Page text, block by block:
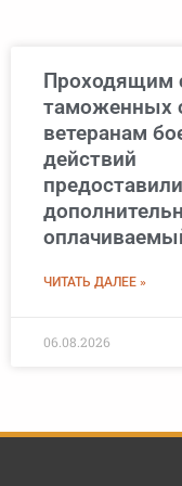
Проходящим
таможенных
ветеранам
действий
предоставили
ЧИТАТЬ ДАЛЕЕ »
06.08.2026